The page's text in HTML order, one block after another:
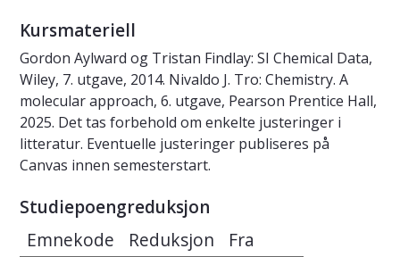
Kursmateriell
Gordon Aylward og Tristan Findlay: SI Chemical Data,
Wiley, 7. utgave, 2014. Nivaldo J. Tro: Chemistry. A
molecular approach, 6. utgave, Pearson Prentice Hall,
2025. Det tas forbehold om enkelte justeringer i
litteratur. Eventuelle justeringer publiseres på
Canvas innen semesterstart.
Studiepoengreduksjon
Emnekode Reduksjon Fra